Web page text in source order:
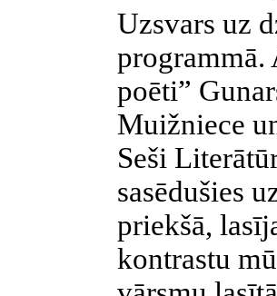
Uzsvars uz
programmā.
poēti”
Muižniece
Seši
sasēdušies
priekšā,
kontrastu